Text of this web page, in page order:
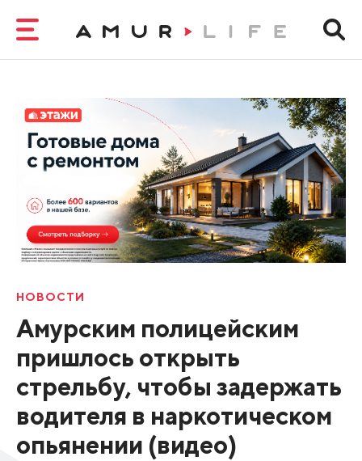
НОВОСТИ
Амурским полицейским
пришлось открыть
стрельбу, чтобы задержать
водителя в наркотическом
опьянении (видео)